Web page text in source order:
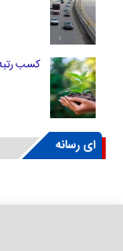
کسب رتبه
ای رسانه